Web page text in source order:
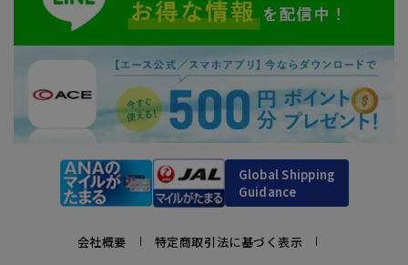
Global Shipping
Guidance
会社概要 特定商取引法に基づく表示